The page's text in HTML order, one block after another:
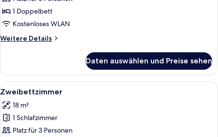
anzeigen
1 Doppelbett
Kostenloses WLAN
Weitere Details
Weitere
Daten auswählen und Preise sehen
Alle
Fotos
für
Zweibettzimmer
anzeigen
Ein Hotelzimmer mit weißem
4
Zweibettzimmer
18 m²
1 Schlafzimmer
Platz für 3 Personen